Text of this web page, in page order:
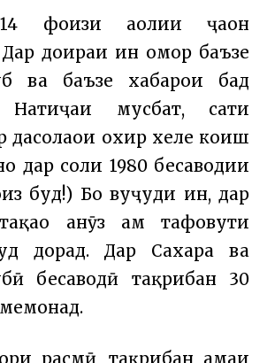
14 фоизи аҳолии ҷаҳон
Дар доираи ин омор баъзе
ва баъзе хабарҳои бад
Натиҷаи мусбат, сатҳи
даҳсолаҳои охир хеле коҳиш
дар соли 1980 бесаводии
буд!) Бо вуҷуди ин, дар
ҳанӯз ҳам тафовути
дорад. Дар Сахара ва
бесаводӣ тақрибан 30
расмӣ, тақрибан ҳамаи